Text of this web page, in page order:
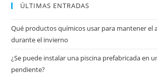
ÚLTIMAS ENTRADAS
Qué productos químicos usar para mantener el
durante el invierno
¿Se puede instalar una piscina prefabricada en
pendiente?